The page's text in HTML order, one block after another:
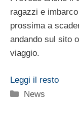
ragazzi e
prossima a
andando sul sito
viaggio.
Leggi il resto
Categorie
News